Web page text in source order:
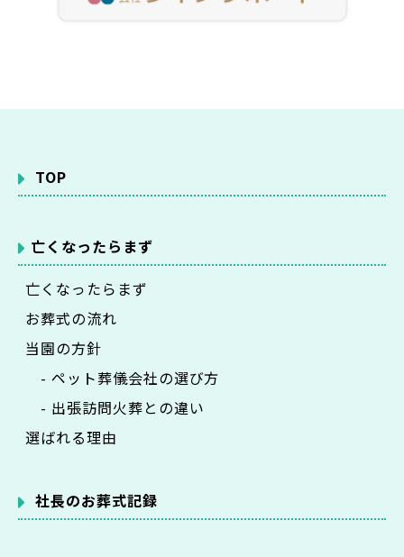
TOP
亡くなったらまず
亡くなったらまず
お葬式の流れ
当園の方針
- ペット葬儀会社の選び方
- 出張訪問火葬との違い
選ばれる理由
社長のお葬式記録